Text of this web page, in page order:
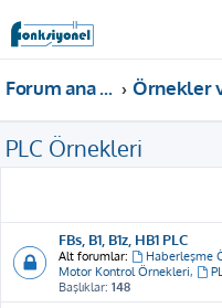
Forum ana sayfa
PLC Örnekleri
FBs, B1, B1z, HB1 PLC
Alt forumlar: Haberleşme
Motor Kontrol Örnekleri,
Başlıklar: 148